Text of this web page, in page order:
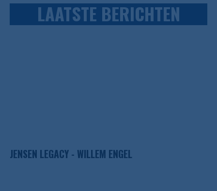
LAATSTE BERICHTEN
JENSEN LEGACY - WILLEM ENGEL